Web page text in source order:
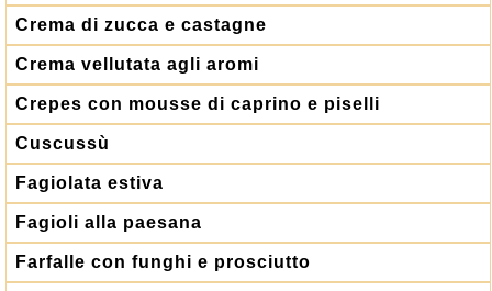
Crema di zucca e castagne
Crema vellutata agli aromi
Crepes con mousse di caprino e piselli
Cuscussù
Fagiolata estiva
Fagioli alla paesana
Farfalle con funghi e prosciutto